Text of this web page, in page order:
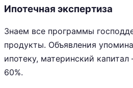
Ипотечная экспертиза
Знаем все программы
продукты. Объявления
ипотеку, материнский
60%.